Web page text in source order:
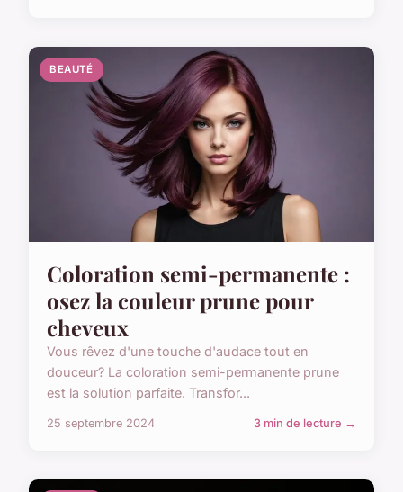
BEAUTÉ
Coloration semi-permanente :
osez la couleur prune pour
cheveux
Vous rêvez d'une touche d'audace tout en
douceur? La coloration semi-permanente prune
est la solution parfaite. Transfor...
25 septembre 2024 3 min de lecture →